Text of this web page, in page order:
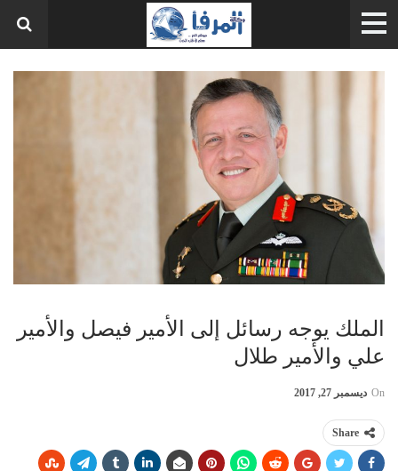
الملك يوجه رسائل إلى الأمير فيصل والأمير
علي والأمير طلال
On ديسمبر 27, 2017
Share